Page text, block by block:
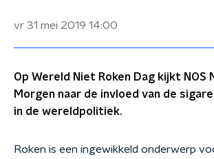
vr 31 mei 2019 14:00
Op Wereld Niet Roken Dag kijkt NOS
Morgen naar de invloed van de
in de wereldpolitiek.
Roken is een ingewikkeld onderwerp